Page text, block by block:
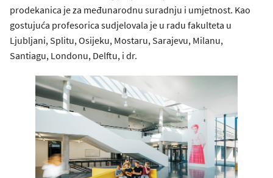
prodekanica je za međunarodnu suradnju i umjetnost. Kao
gostujuća profesorica sudjelovala je u radu fakulteta u
Ljubljani, Splitu, Osijeku, Mostaru, Sarajevu, Milanu,
Santiagu, Londonu, Delftu, i dr.